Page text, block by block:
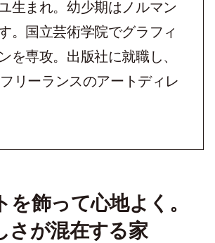
生まれ。幼少期はノルマン
。国立芸術学院でグラフィ
を専攻。出版社に就職し、
リーランスのアートディレ
を飾って心地よく。
さが混在する家